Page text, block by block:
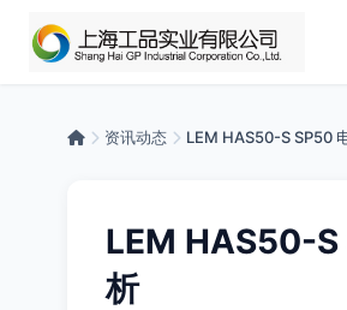
资讯动态 LEM HAS50-S SP50
LEM HAS50-S
析